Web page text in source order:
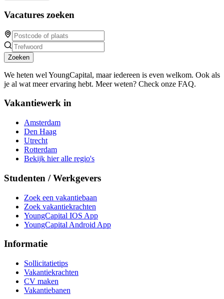
Vacatures zoeken
Zoeken
We heten wel YoungCapital, maar iedereen is even welkom. Ook als
je al wat meer ervaring hebt. Meer weten? Check onze FAQ.
Vakantiewerk in
Amsterdam
Den Haag
Utrecht
Rotterdam
Bekijk hier alle regio's
Studenten / Werkgevers
Zoek een vakantiebaan
Zoek vakantiekrachten
YoungCapital IOS App
YoungCapital Android App
Informatie
Sollicitatietips
Vakantiekrachten
CV maken
Vakantiebanen